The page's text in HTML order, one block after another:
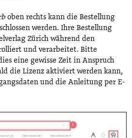
oben rechts kann die Bestellung
werden. Ihre Bestellung
Zürich während den
und verarbeitet. Bitte
eine gewisse Zeit in Anspruch
die Lizenz aktiviert werden kann,
und die Anleitung per E-